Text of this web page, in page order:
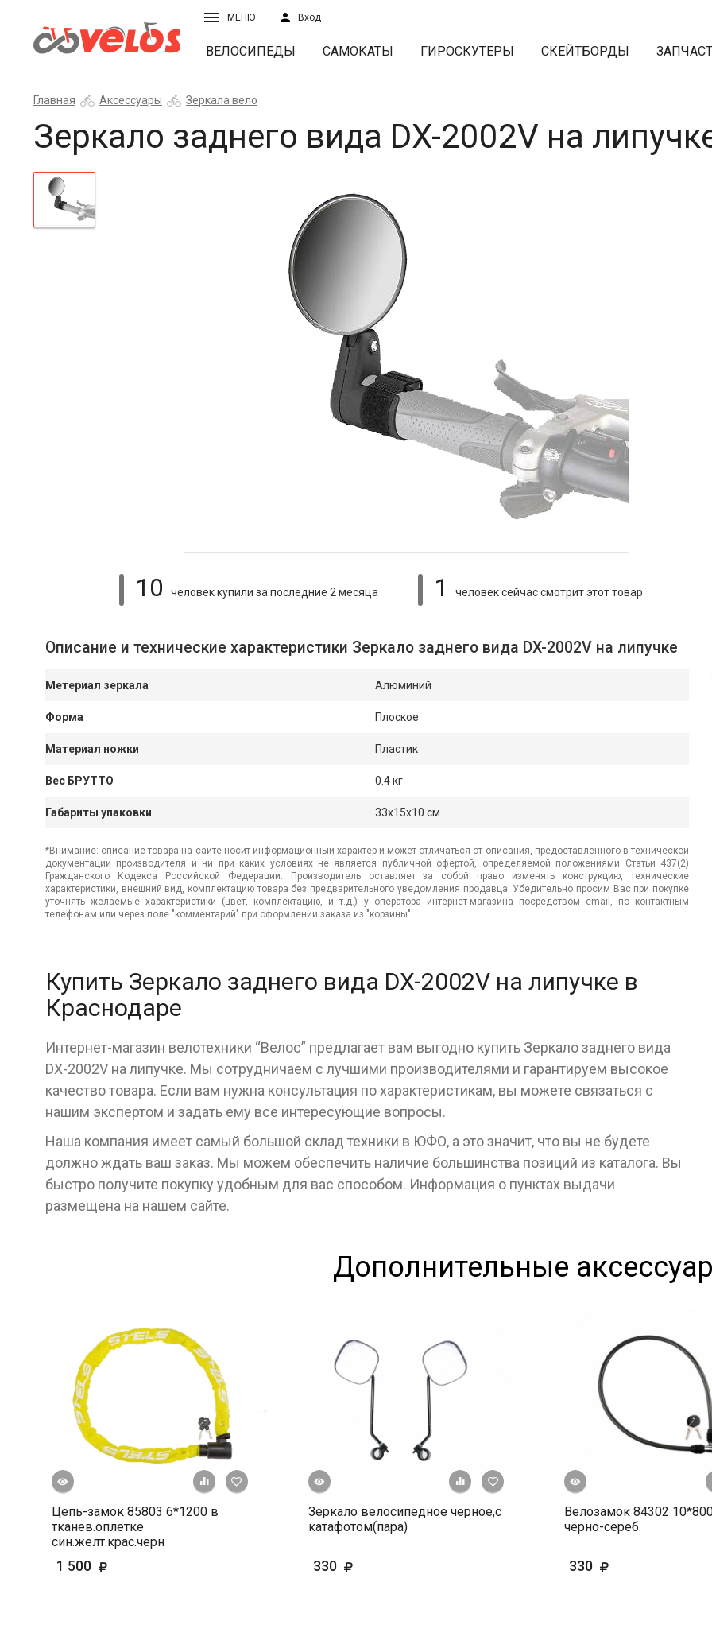
МЕНЮ Вход
ВЕЛОСИПЕДЫ САМОКАТЫ ГИРОСКУТЕРЫ СКЕЙТБОРДЫ
Главная Аксессуары Зеркала вело
Зеркало заднего вида DX-2002V на
10 человек купили за последние 2 месяца 1 человек сейчас смотритэтот товар
Описание и технические характеристики Зеркало заднего вида DX-2002V на липучке
Метериал зеркала Алюминий
Форма Плоское
Материал ножки Пластик
Вес БРУТТО 0.4 кг
Габариты упаковки 33x15x10 см
*Внимание: описание товара на сайте носит информационный характер и может отличаться от описания, предоставленного в технической
документации производителя и ни при каких условиях не является публичной офертой, определяемой положениями Статьи 437(2)
Гражданского Кодекса Российской Федерации. Производитель оставляет за собой право изменять конструкцию, технические
характеристики, внешний вид, комплектацию товара без предварительного уведомления продавца. Убедительно просим Вас при покупке
уточнять желаемые характеристики (цвет, комплектацию, и т.д.) у оператора интернет-магазина посредством email, по контактным
телефонам или через поле "комментарий" при оформлении заказа из "корзины".
Купить Зеркало заднего вида DX-2002V на липучке в
Краснодаре
Интернет-магазин велотехники “Велос” предлагает вам выгодно купить Зеркало заднего вида
DX-2002V на липучке. Мы сотрудничаем с лучшими производителями и гарантируем высокое
качество товара. Если вам нужна консультация по характеристикам, вы можете связаться с
нашим экспертом и задать ему все интересующие вопросы.
Наша компания имеет самый большой склад техники в ЮФО, а это значит, что вы не будете
должно ждать ваш заказ. Мы можем обеспечить наличие большинства позиций из каталога. Вы
быстро получите покупку удобным для вас способом. Информация о пунктах выдачи
размещена на нашем сайте.
Дополнительные
+ К сравнению
В избранное
Цепь-замок 85803 6*1200 в
тканев.оплетке
син.желт.крас.черн
1 500
+ К сравнению
В избранное
Быстрый просмотр
Зеркало велосипедное черное,с
катафотом(пара)
330
Быстрый просмотр
Велозамок 84302
черно-сереб.
330